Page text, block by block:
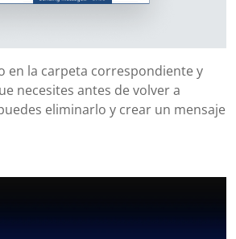
en la carpeta correspondiente y
necesites antes de volver a
eliminarlo y crear un mensaje